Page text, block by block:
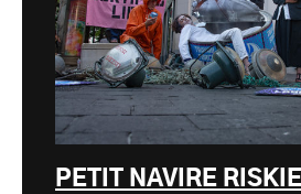
PETIT NAVIRE